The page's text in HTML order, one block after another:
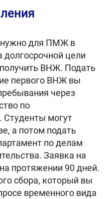
нужно для ПМЖ в
долгосрочной цели
ВНЖ. Подать
первого ВНЖ вы
через
по
Студенты могут
а потом подать
по делам
Заявка на
протяжении 90 дней.
сбора, который вы
временного вида